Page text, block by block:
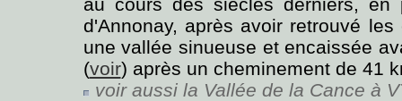
d'Annonay, après avoir retrouvé
une vallée sinueuse et encaissée
(voir) après un cheminement de 41
voir aussi la Vallée de la Cance à